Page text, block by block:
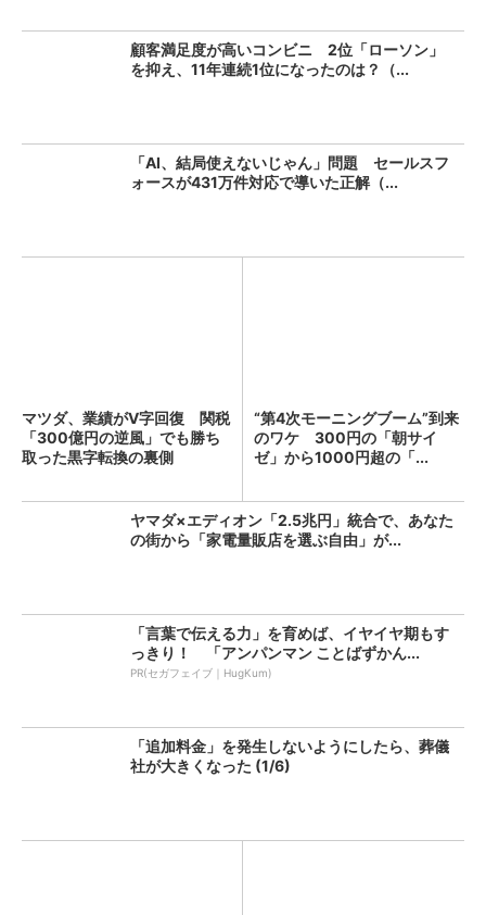
顧客満足度が高いコンビニ 2位「ローソン」
を抑え、11年連続1位になったのは？（...
「AI、結局使えないじゃん」問題 セールスフ
ォースが431万件対応で導いた正解（...
マツダ、業績がV字回復 関税
「300億円の逆風」でも勝ち
取った黒字転換の裏側
“第4次モーニングブーム”到来
のワケ 300円の「朝サイ
ゼ」から1000円超の「...
ヤマダ×エディオン「2.5兆円」統合で、あなた
の街から「家電量販店を選ぶ自由」が...
「言葉で伝える力」を育めば、イヤイヤ期もす
っきり！ 「アンパンマン ことばずかん...
PR(セガフェイブ｜HugKum)
「追加料金」を発生しないようにしたら、葬儀
社が大きくなった (1/6)